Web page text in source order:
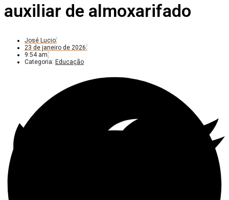
auxiliar de almoxarifado
José Lucio
23 de janeiro de 2026
9:54 am
Categoria: Educação